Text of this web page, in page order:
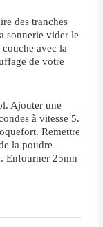
des tranches
sonnerie vider le
avec la
de votre
Ajouter une
à vitesse 5.
Remettre
la poudre
Enfourner 25mn